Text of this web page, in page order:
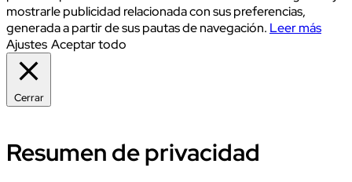
mostrarle publicidad relacionada con sus preferencias,
generada a partir de sus pautas de navegación. Leer más
Ajustes Aceptar todo
Cerrar
Resumen de privacidad